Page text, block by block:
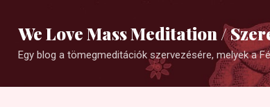
We Love Mass Meditation /
Egy blog a tömegmeditációk szervezésére, melyek a